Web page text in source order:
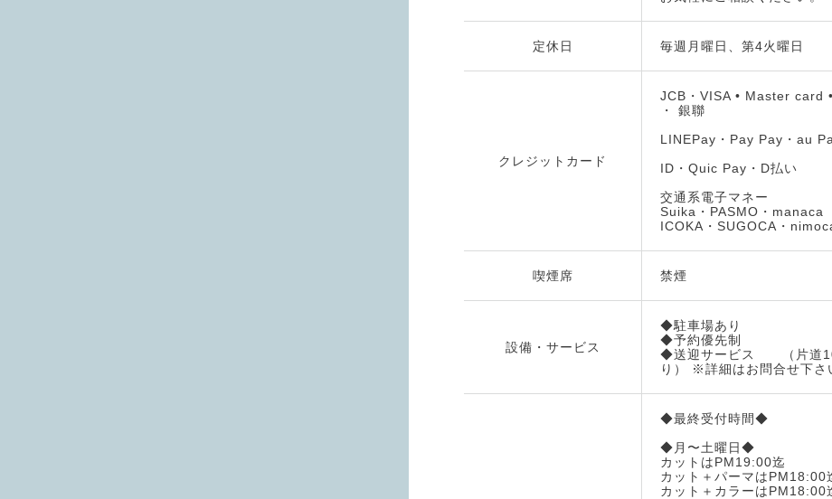
定休日 毎週月曜日、第4火曜日
クレジットカード
JCB・VISA • Master card
・ 銀聯
LINEPay・Pay Pay・au
ID・Quic Pay・D払い
交通系電子マネー
Suika・PASMO・manaca
ICOKA・SUGOCA・
喫煙席 禁煙
設備・サービス
◆駐車場あり
◆予約優先制
◆送迎サービス （片道10
り） ※詳細はお問合せ下さ
◆最終受付時間◆
◆月〜土曜日◆
カットはPM19:00迄
カット＋パーマはPM18:00
カット＋カラーはPM18:00